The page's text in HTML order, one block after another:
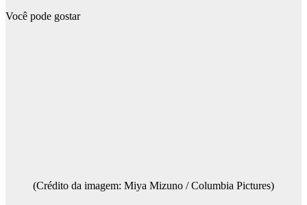
Você pode gostar
(Crédito da imagem: Miya Mizuno / Columbia Pictures)